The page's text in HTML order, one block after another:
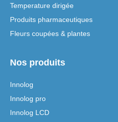
Temperature dirigée
Produits pharmaceutiques
Fleurs coupées & plantes
Nos produits
Innolog
Innolog pro
Innolog LCD